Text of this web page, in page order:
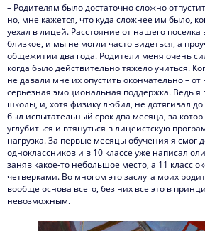
– Родителям было достаточно сложно
но, мне кажется, что куда сложнее им было,
уехал в лицей. Расстояние от нашего
близкое, и мы не могли часто видеться, а
общежитии два года. Родители меня очень
когда было действительно тяжело учиться.
не давали мне их опустить окончательно –
серьезная эмоциональная поддержка. Ведь
школы, и, хотя физику любил, не дотягивал
был испытательный срок два месяца, за
углубиться и втянуться в лицеистскую
нагрузка. За первые месяцы обучения я смог
одноклассников и в 10 классе уже написал
заняв какое-то небольшое место, а 11 класс
четверками. Во многом это заслуга моих
вообще основа всего, без них все это в
невозможным.